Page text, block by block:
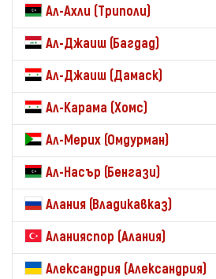
Ал-Ахли (Триполи)
Ал-Джаиш (Багдад)
Ал-Джаиш (Дамаск)
Ал-Карама (Хомс)
Ал-Мерих (Омдурман)
Ал-Насър (Бенгази)
Алания (Владикавказ)
Аланияспор (Алания)
Александрия (Александрия)